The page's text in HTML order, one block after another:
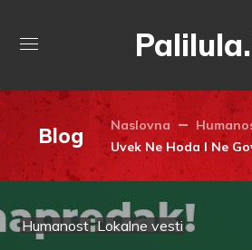
Blog Naslovna
Uvek Ne Hoda I Ne
Humanost Lokalne vesti